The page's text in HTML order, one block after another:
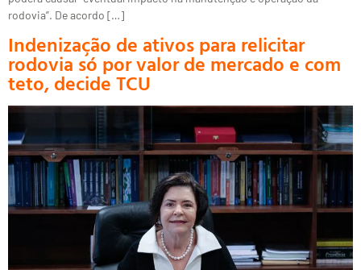
rodovia”. De acordo […]
Indenização de ativos para relicitar
rodovia só por valor de mercado e com
teto, decide TCU